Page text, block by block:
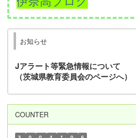
お知らせ
Jアラート等緊急情報について
（茨城県教育委員会のページへ）
COUNTER